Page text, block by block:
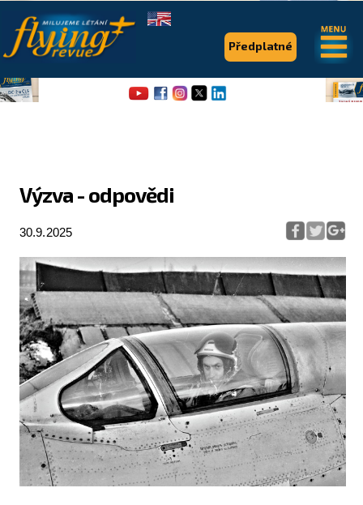
Výzva - odpovědi
30.9.2025
Předplatné
.
Expedice
Pro piloty
Série & speciály
Letecká videa
Aktuální FR + archiv
Letecká muzea
VFR Communication app